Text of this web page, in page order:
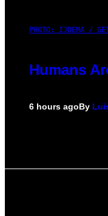
PHOTO: IJDEMA /
Humans
6 hours agoBy